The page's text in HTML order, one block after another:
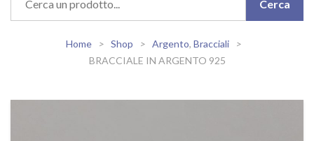
Home Shop Argento, Bracciali
BRACCIALE IN ARGENTO 925